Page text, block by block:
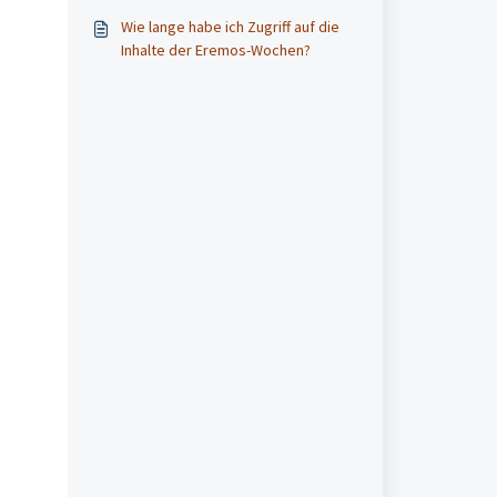
Wie lange habe ich Zugriff auf die
Inhalte der Eremos-Wochen?